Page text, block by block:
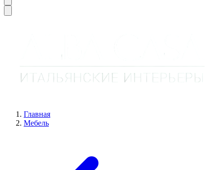
Главная
Мебель